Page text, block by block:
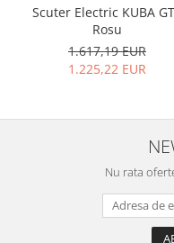
Scuter Electric KUBA
Rosu
1.617,19 EUR
1.225,22 EUR
Nu rata